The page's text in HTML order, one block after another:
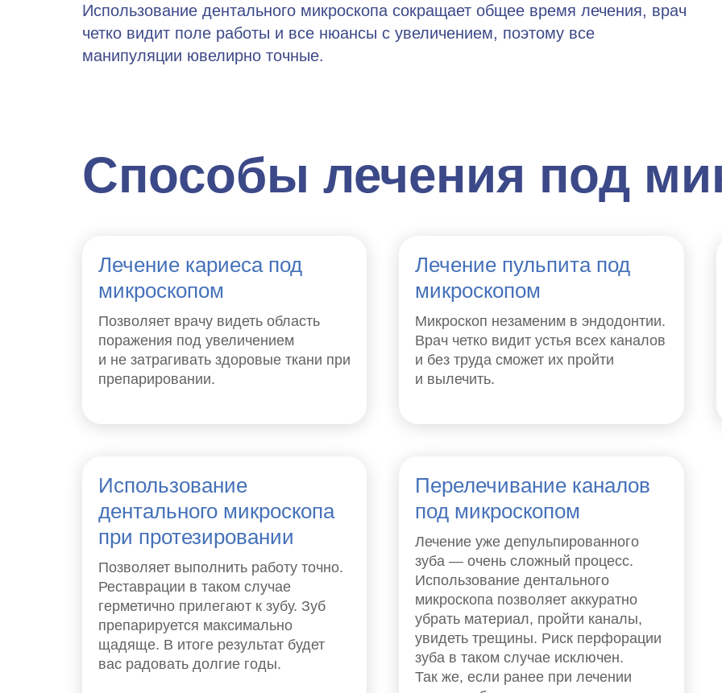
Использование дентального микроскопа сокращает общее время лечения, врач
четко видит поле работы и все нюансы с увеличением, поэтому все
манипуляции ювелирно точные.
Способы лечения под
Лечение кариеса под
микроскопом
Позволяет врачу видеть область
поражения под увеличением
и не затрагивать здоровые ткани при
препарировании.
Лечение пульпита под
микроскопом
Микроскоп незаменим в эндодонтии.
Врач четко видит устья всех каналов
и без труда сможет их пройти
и вылечить.
Использование
дентального микроскопа
при протезировании
Позволяет выполнить работу точно.
Реставрации в таком случае
герметично прилегают к зубу. Зуб
препарируется максимально
щадяще. В итоге результат будет
вас радовать долгие годы.
Перелечивание каналов
под микроскопом
Лечение уже депульпированного
зуба — очень сложный процесс.
Использование дентального
микроскопа позволяет аккуратно
убрать материал, пройти каналы,
увидеть трещины. Риск перфорации
зуба в таком случае исключен.
Так же, если ранее при лечении